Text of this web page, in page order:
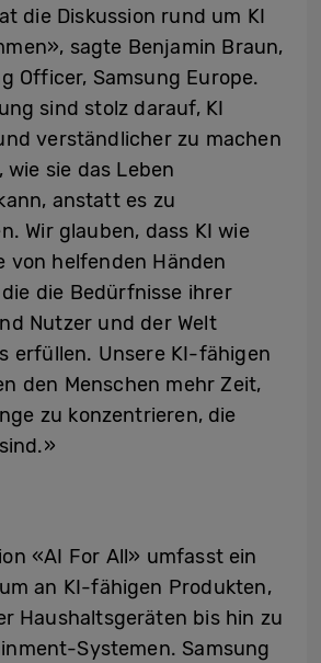
die Diskussion rund um KI
sagte Benjamin Braun,
Officer, Samsung Europe.
sind stolz darauf, KI
verständlicher zu machen
wie sie das Leben
anstatt es zu
Wir glauben, dass KI wie
von helfenden Händen
die Bedürfnisse ihrer
Nutzer und der Welt
erfüllen. Unsere KI-fähigen
den Menschen mehr Zeit,
zu konzentrieren, die
«AI For All» umfasst ein
an KI-fähigen Produkten,
Haushaltsgeräten bis hin zu
Systemen. Samsung